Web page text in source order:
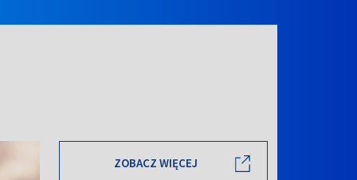
ZOBACZ WIĘCEJ